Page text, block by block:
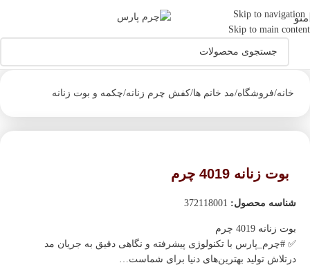
Skip to navigation
Skip to main content
اولین دارنده نشان حلال جهانی صنایع چرم درایران
منو
خانه/فروشگاه/مد خانم ها/کفش چرم زنانه/چکمه و بوت زنانه
بوت زنانه 4019 چرم
شناسه محصول: 372118001
بوت زنانه 4019 چرم
✅️ #چرم_پارس با تکنولوژی پیشرفته و نگاهی دقیق به جریان مد
درتلاش تولید بهترین‌های دنیا برای شماست…